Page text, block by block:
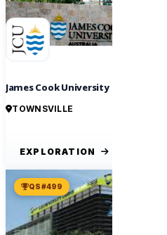
James Cook University
TOWNSVILLE
EXPLORATION
QS #499